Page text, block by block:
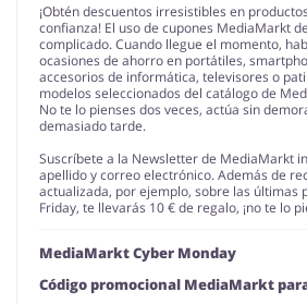
¡Obtén descuentos irresistibles en
confianza! El uso de cupones MediaMarkt
complicado. Cuando llegue el momento,
ocasiones de ahorro en portátiles,
accesorios de informática, televisores o
modelos seleccionados del catálogo de
No te lo pienses dos veces, actúa sin
demasiado tarde.
Suscríbete a la Newsletter de MediaMarkt
apellido y correo electrónico. Además de
actualizada, por ejemplo, sobre las últimas
Friday, te llevarás 10 € de regalo, ¡no te lo
MediaMarkt Cyber Monday
Código promocional MediaMarkt